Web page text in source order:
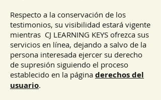
Respecto a la conservación de los
testimonios, su visibilidad estará vigente
mientras CJ LEARNING KEYS ofrezca sus
servicios en línea, dejando a salvo de la
persona interesada ejercer su derecho
de supresión siguiendo el proceso
establecido en la página derechos del
usuario.